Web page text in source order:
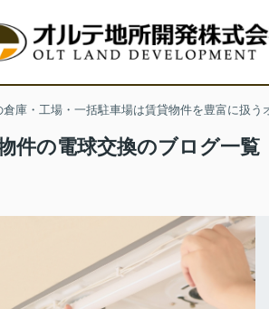
倉庫・工場・一括駐車場は賃貸物件を豊富に扱う
件の電球交換のブログ一覧